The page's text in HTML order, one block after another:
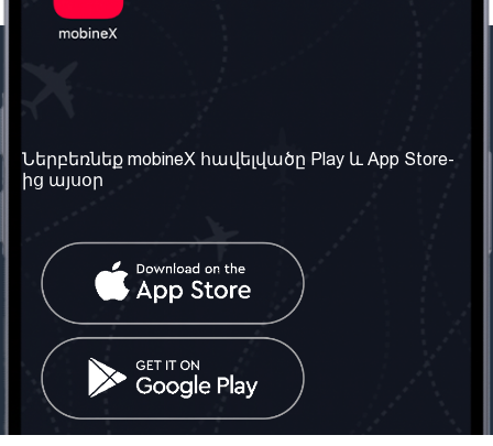
Մեր մասին
Մեր ծառայությունները
Պայմաններ և դրույթներ
Հաճախ տրվող հարցեր
Կապ մեզ հետ
Միացյալ
Թագավորություն: Մենք
գործընկեր ենք
փնտրում
Հայաստանում
Տարածել
սոցիալական
ցանցում
Ներբեռնեք mobineX հավելվածը Play և App Store-
ից այսօր